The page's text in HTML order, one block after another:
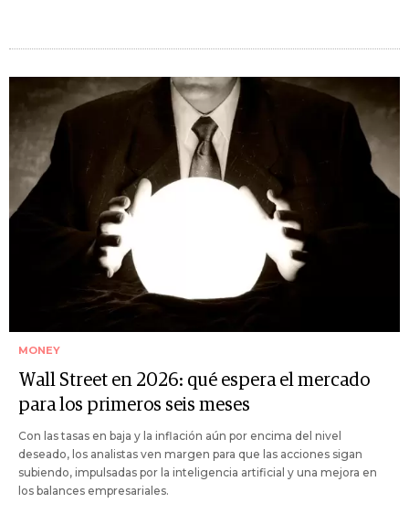
MONEY
Wall Street en 2026: qué espera el mercado
para los primeros seis meses
Con las tasas en baja y la inflación aún por encima del nivel
deseado, los analistas ven margen para que las acciones sigan
subiendo, impulsadas por la inteligencia artificial y una mejora en
los balances empresariales.